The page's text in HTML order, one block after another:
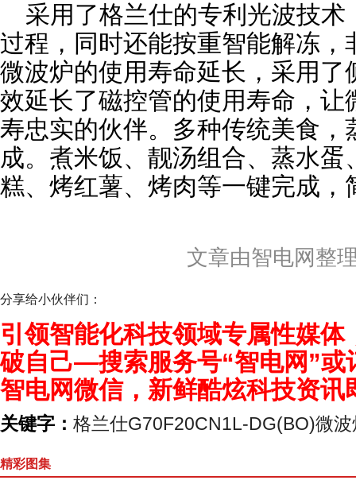
采用了格兰仕的专利光波技
过程，同时还能按重智能解冻
微波炉的使用寿命延长，采用
效延长了磁控管的使用寿命，
寿忠实的伙伴。多种传统美食，
成。煮米饭、靓汤组合、蒸水
糕、烤红薯、烤肉等一键完成，
文章由智电网整
分享给小伙伴们：
引领智能化科技领域专属性媒
破自己—搜索服务号“智电网”或
智电网微信，新鲜酷炫科技资讯
关键字： 格兰仕G70F20CN1L-DG(BO)微波
精彩图集